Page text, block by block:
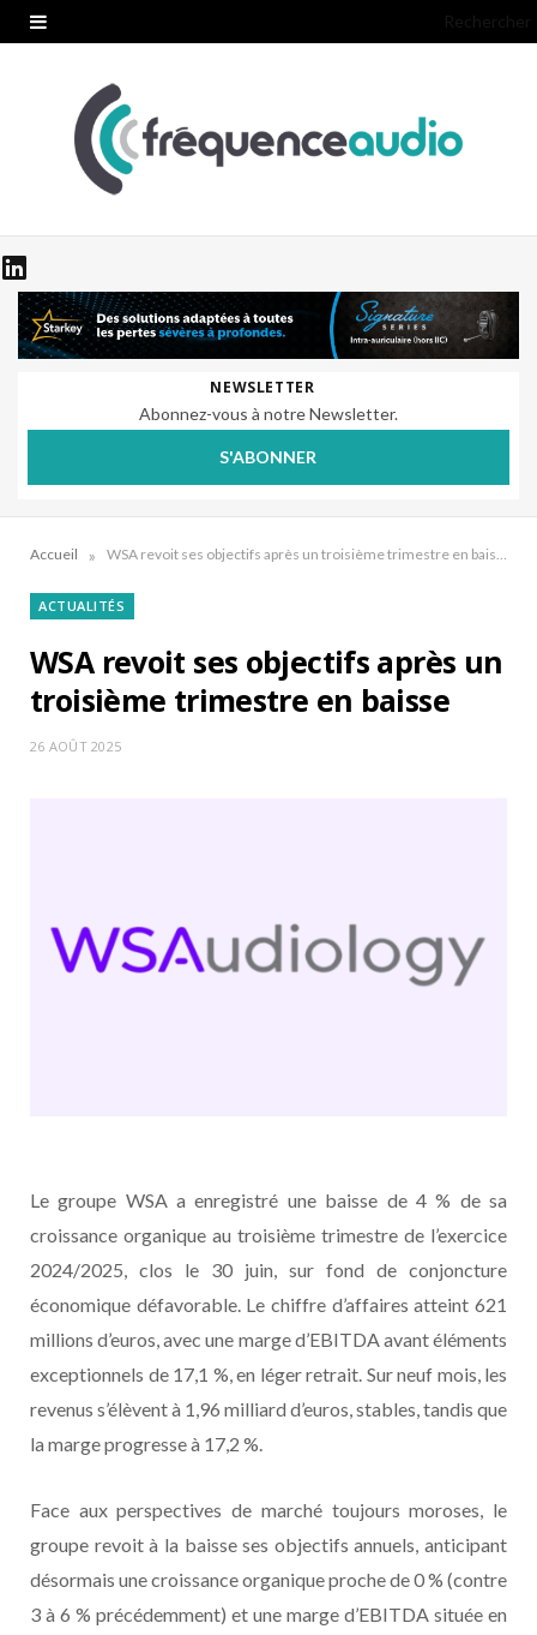
NEWSLETTER
Abonnez-vous à notre Newsletter.
S'ABONNER
Accueil » WSA revoit ses objectifs après un troisième trimestre en baisse
ACTUALITÉS
WSA revoit ses objectifs après un
troisième trimestre en baisse
26 AOÛT 2025
Le groupe WSA a enregistré une baisse de 4 % de sa
croissance organique au troisième trimestre de l’exercice
2024/2025, clos le 30 juin, sur fond de conjoncture
économique défavorable. Le chiffre d’affaires atteint 621
millions d’euros, avec une marge d’EBITDA avant éléments
exceptionnels de 17,1 %, en léger retrait. Sur neuf mois, les
revenus s’élèvent à 1,96 milliard d’euros, stables, tandis que
la marge progresse à 17,2 %.
Face aux perspectives de marché toujours moroses, le
groupe revoit à la baisse ses objectifs annuels, anticipant
désormais une croissance organique proche de 0 % (contre
3 à 6 % précédemment) et une marge d’EBITDA située en